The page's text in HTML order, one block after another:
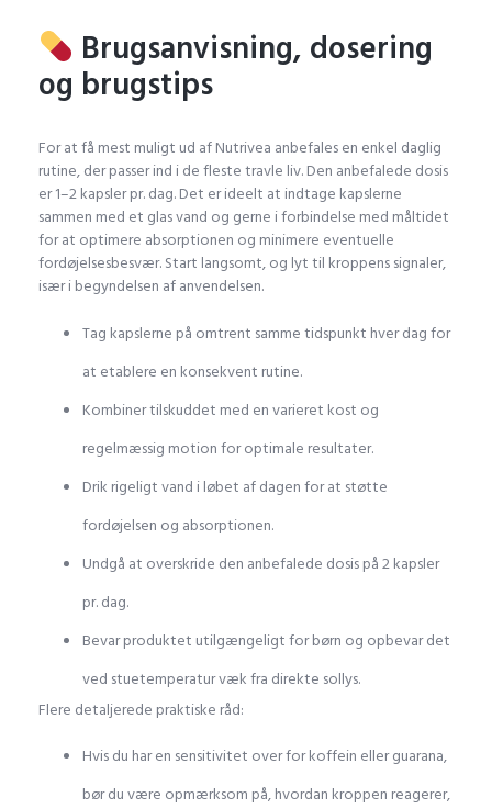
Brugsanvisning, dosering
og brugstips
For at få mest muligt ud af Nutrivea anbefales en enkel daglig
rutine, der passer ind i de fleste travle liv. Den anbefalede dosis
er 1–2 kapsler pr. dag. Det er ideelt at indtage kapslerne
sammen med et glas vand og gerne i forbindelse med måltidet
for at optimere absorptionen og minimere eventuelle
fordøjelsesbesvær. Start langsomt, og lyt til kroppens signaler,
især i begyndelsen af anvendelsen.
Tag kapslerne på omtrent samme tidspunkt hver dag for
at etablere en konsekvent rutine.
Kombiner tilskuddet med en varieret kost og
regelmæssig motion for optimale resultater.
Drik rigeligt vand i løbet af dagen for at støtte
fordøjelsen og absorptionen.
Undgå at overskride den anbefalede dosis på 2 kapsler
pr. dag.
Bevar produktet utilgængeligt for børn og opbevar det
ved stuetemperatur væk fra direkte sollys.
Flere detaljerede praktiske råd:
Hvis du har en sensitivitet over for koffein eller guarana,
bør du være opmærksom på, hvordan kroppen reagerer,